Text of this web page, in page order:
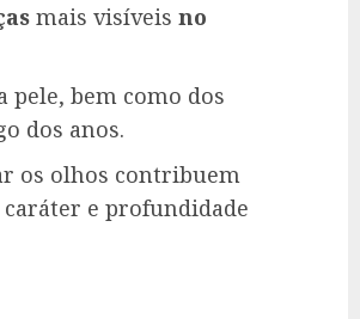
mais visíveis no
pele, bem como dos
dos anos.
os olhos contribuem
e profundidade